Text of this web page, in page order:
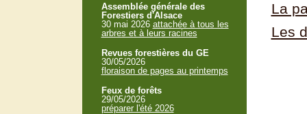
La
Les
Assemblée générale des
Forestiers d'Alsace
30 mai 2026 attachée à tous les
arbres et à leurs racines
Revues forestières du GE
30/05/2026
floraison de pages au printemps
Feux de forêts
29/05/2026
préparer l'été 2026